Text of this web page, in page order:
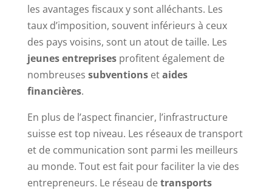
les avantages fiscaux y sont alléchants. Les
taux d’imposition, souvent inférieurs à ceux
des pays voisins, sont un atout de taille. Les
jeunes entreprisesprofitent également de
nombreuses subventionsetaides
financières.
En plus de l’aspect financier, l’infrastructure
suisse est top niveau. Les réseaux de transport
et de communication sont parmi les meilleurs
au monde. Tout est fait pour faciliter la vie des
entrepreneurs. Le réseau detransports